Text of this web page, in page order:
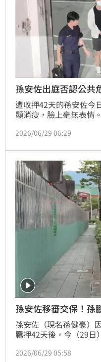
孫安佐出庭否認公
遭收押42天的孫安佐今
顯消瘦，臉上毫無表情
火影片涉犯恐嚇公眾，
佐當庭承認模擬槍部分
酌後認為，案件已偵查
與串證疑慮已大幅降低
2026/06/29 06:29
孫安佐移審交保！孫
孫安佐（現名孫健豪）
羈押42天後，今（29日
後法官裁定100萬交保，
2026/06/29 05:58